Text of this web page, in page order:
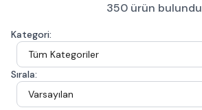
350 ürün bulundu
Kategori:
Sırala: